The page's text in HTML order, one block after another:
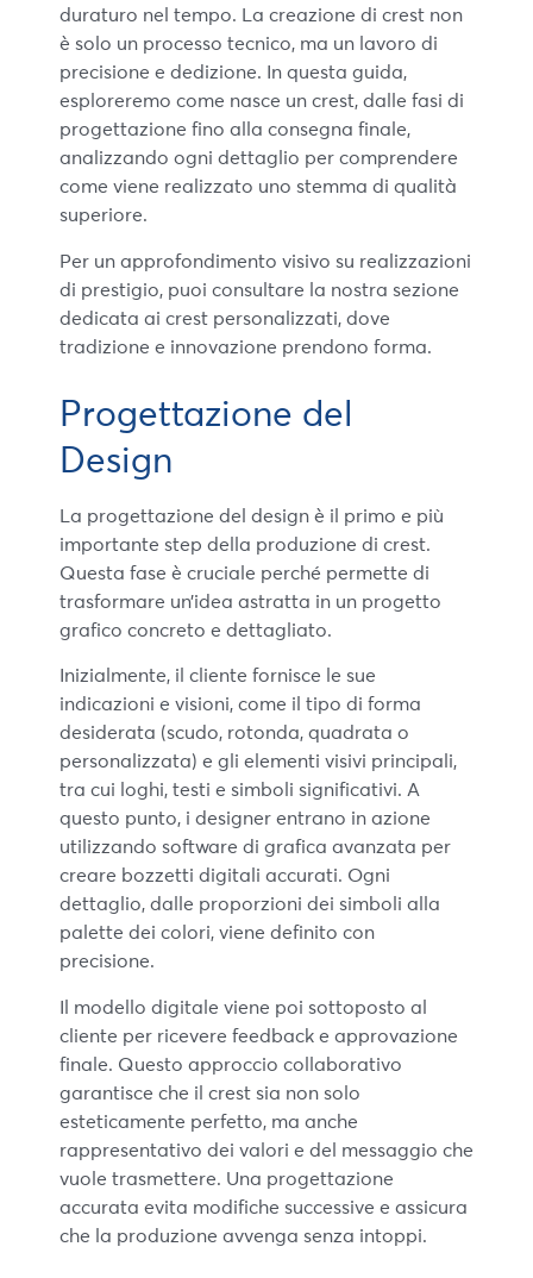
duraturo nel tempo. La creazione di crest non
è solo un processo tecnico, ma un lavoro di
precisione e dedizione. In questa guida,
esploreremo come nasce un crest, dalle fasi di
progettazione fino alla consegna finale,
analizzando ogni dettaglio per comprendere
come viene realizzato uno stemma di qualità
superiore.
Per un approfondimento visivo su realizzazioni
di prestigio, puoi consultare la nostra sezione
dedicata ai crest personalizzati, dove
tradizione e innovazione prendono forma.
Progettazione del
Design
La progettazione del design è il primo e più
importante step della produzione di crest.
Questa fase è cruciale perché permette di
trasformare un’idea astratta in un progetto
grafico concreto e dettagliato.
Inizialmente, il cliente fornisce le sue
indicazioni e visioni, come il tipo di forma
desiderata (scudo, rotonda, quadrata o
personalizzata) e gli elementi visivi principali,
tra cui loghi, testi e simboli significativi. A
questo punto, i designer entrano in azione
utilizzando software di grafica avanzata per
creare bozzetti digitali accurati. Ogni
dettaglio, dalle proporzioni dei simboli alla
palette dei colori, viene definito con
precisione.
Il modello digitale viene poi sottoposto al
cliente per ricevere feedback e approvazione
finale. Questo approccio collaborativo
garantisce che il crest sia non solo
esteticamente perfetto, ma anche
rappresentativo dei valori e del messaggio che
vuole trasmettere. Una progettazione
accurata evita modifiche successive e assicura
che la produzione avvenga senza intoppi.